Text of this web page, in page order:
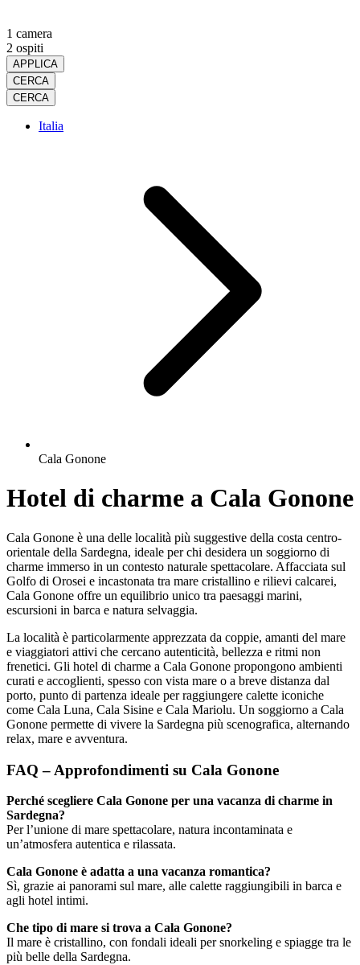
1 camera
2 ospiti
APPLICA
CERCA
CERCA
Italia
Cala Gonone
Hotel di charme a Cala Gonone
Cala Gonone è una delle località più suggestive della costa centro-
orientale della Sardegna, ideale per chi desidera un soggiorno di
charme immerso in un contesto naturale spettacolare. Affacciata sul
Golfo di Orosei e incastonata tra mare cristallino e rilievi calcarei,
Cala Gonone offre un equilibrio unico tra paesaggi marini,
escursioni in barca e natura selvaggia.
La località è particolarmente apprezzata da coppie, amanti del mare
e viaggiatori attivi che cercano autenticità, bellezza e ritmi non
frenetici. Gli hotel di charme a Cala Gonone propongono ambienti
curati e accoglienti, spesso con vista mare o a breve distanza dal
porto, punto di partenza ideale per raggiungere calette iconiche
come Cala Luna, Cala Sisine e Cala Mariolu. Un soggiorno a Cala
Gonone permette di vivere la Sardegna più scenografica, alternando
relax, mare e avventura.
FAQ – Approfondimenti su Cala Gonone
Perché scegliere Cala Gonone per una vacanza di charme in
Sardegna?
Per l’unione di mare spettacolare, natura incontaminata e
un’atmosfera autentica e rilassata.
Cala Gonone è adatta a una vacanza romantica?
Sì, grazie ai panorami sul mare, alle calette raggiungibili in barca e
agli hotel intimi.
Che tipo di mare si trova a Cala Gonone?
Il mare è cristallino, con fondali ideali per snorkeling e spiagge tra le
più belle della Sardegna.